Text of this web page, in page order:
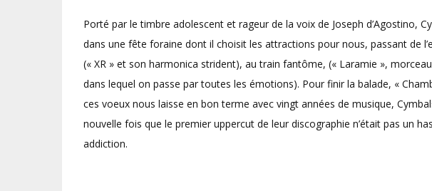
Porté par le timbre adolescent et rageur de la voix de Joseph d’Agostino,
dans une fête foraine dont il choisit les attractions pour nous, passant de
(« XR » et son harmonica strident), au train fantôme, (« Laramie »,
dans lequel on passe par toutes les émotions). Pour finir la balade, «
ces voeux nous laisse en bon terme avec vingt années de musique,
nouvelle fois que le premier uppercut de leur discographie n’était pas un
addiction.